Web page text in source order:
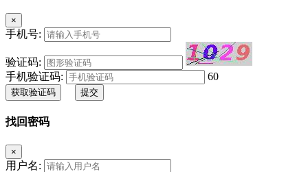
×
手机号:
验证码:
手机验证码:
60
获取验证码 提交
找回密码
×
用户名: